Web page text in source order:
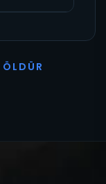
Ö L D Ü R